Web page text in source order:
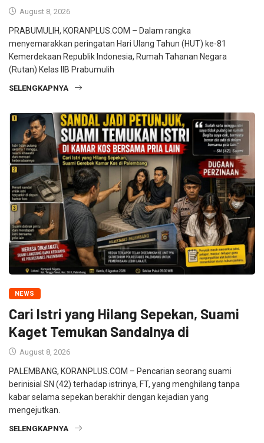
August 8, 2026
PRABUMULIH, KORANPLUS.COM – Dalam rangka
menyemarakkan peringatan Hari Ulang Tahun (HUT) ke-81
Kemerdekaan Republik Indonesia, Rumah Tahanan Negara
(Rutan) Kelas IIB Prabumulih
SELENGKAPNYA
NEWS
Cari Istri yang Hilang Sepekan, Suami
Kaget Temukan Sandalnya di
August 8, 2026
PALEMBANG, KORANPLUS.COM – Pencarian seorang suami
berinisial SN (42) terhadap istrinya, FT, yang menghilang tanpa
kabar selama sepekan berakhir dengan kejadian yang
mengejutkan.
SELENGKAPNYA